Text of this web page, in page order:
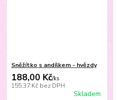
Sněžítko s andílkem - hvězdy
188,00 Kč/ks
155,37 Kč bez DPH
Skladem